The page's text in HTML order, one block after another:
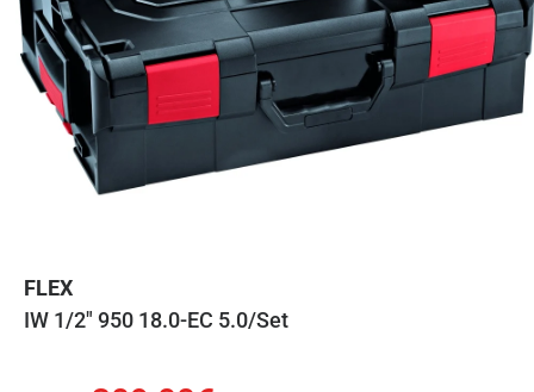
FLEX
IW 1/2″ 950 18.0-EC 5.0/Set